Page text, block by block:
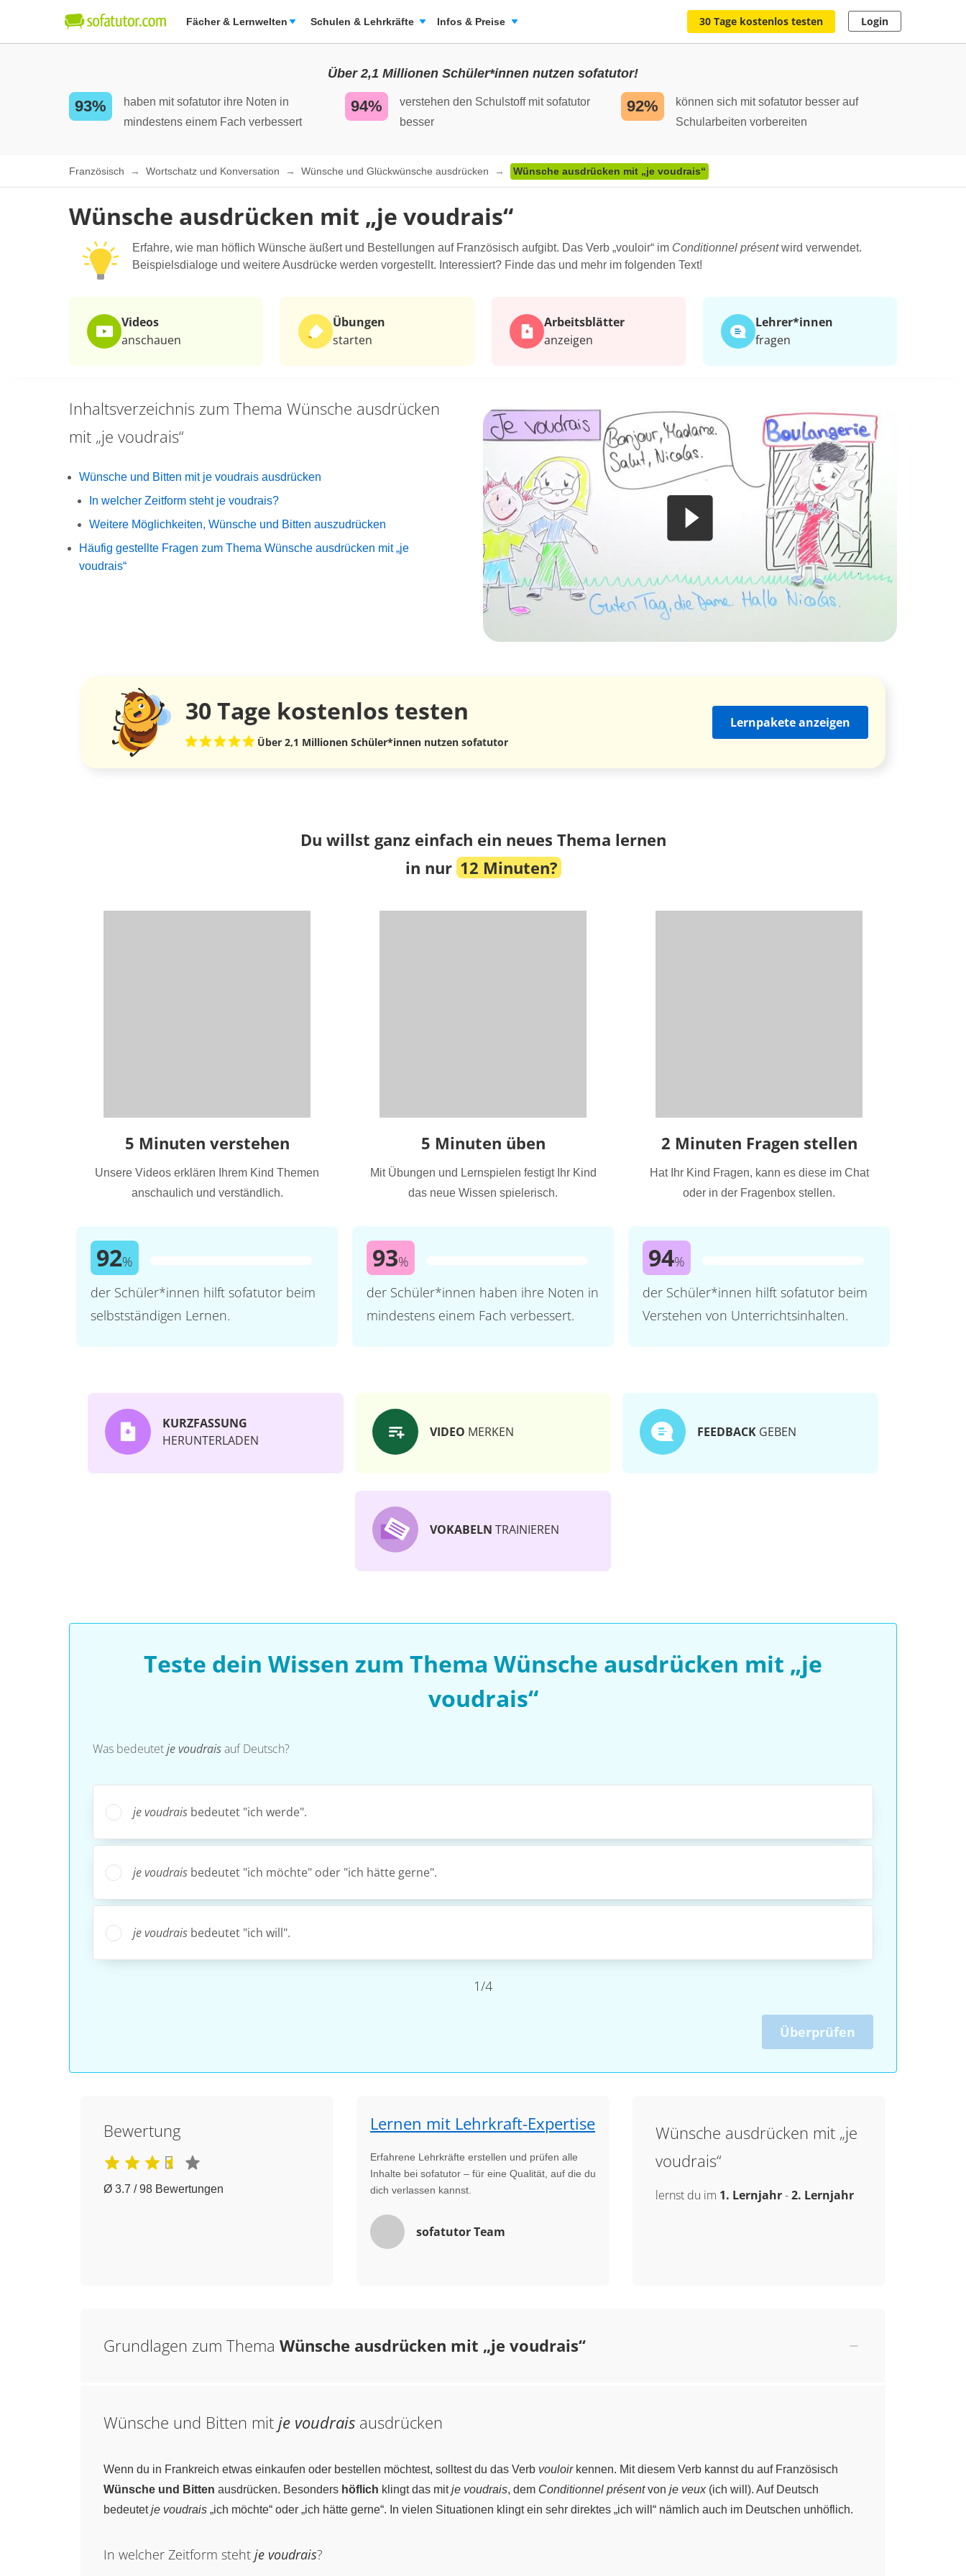
Fächer & Lernwelten Schulen & Lehrkräfte Infos & Preise 30 Tage kostenlos testen Login
Über 2,1 Millionen Schüler*innen nutzen sofatutor!
93%
haben mit sofatutor ihre Noten in
mindestens einem Fach verbessert
94%
verstehen den Schulstoff mit sofatutor
besser
92%
können sich mit sofatutor besser auf
Schularbeiten vorbereiten
Französisch Wortschatz und Konversation Wünsche und Glückwünsche ausdrücken Wünsche ausdrücken mit „je voudrais“
Wünsche ausdrücken mit „je voudrais“
Erfahre, wie man höflich Wünsche äußert und Bestellungen auf Französisch aufgibt. Das Verb „vouloir“ im Conditionnel présentwird verwendet.
Beispielsdialoge und weitere Ausdrücke werden vorgestellt. Interessiert? Finde das und mehr im folgenden Text!
Videos
anschauen
Übungen
starten
Arbeits­blätter
anzeigen
Lehrer*​innen
fragen
Inhaltsverzeichnis zum Thema Wünsche ausdrücken
mit „je voudrais“
Wünsche und Bitten mit je voudrais ausdrücken
In welcher Zeitform steht je voudrais?
Weitere Möglichkeiten, Wünsche und Bitten auszudrücken
Häufig gestellte Fragen zum Thema Wünsche ausdrücken mit „je
voudrais“
30 Tage kostenlos testen
Über 2,1 Millionen Schüler*innen nutzen sofatutor
Lernpakete anzeigen
Du willst ganz einfach ein neues Thema lernen
in nur 12 Minuten?
5 Minuten verstehen
Unsere Videos erklären Ihrem Kind Themen
anschaulich und verständlich.
92%
der Schüler*innen hilft sofatutor beim
selbstständigen Lernen.
5 Minuten üben
Mit Übungen und Lernspielen festigt Ihr Kind
das neue Wissen spielerisch.
93%
der Schüler*innen haben ihre Noten in
mindestens einem Fach verbessert.
2 Minuten Fragen stellen
Hat Ihr Kind Fragen, kann es diese im Chat
oder in der Fragenbox stellen.
94%
der Schüler*innen hilft sofatutor beim
Verstehen von Unterrichtsinhalten.
KURZFASSUNG
HERUNTERLADEN
VIDEO MERKEN FEEDBACK GEBEN
VOKABELN TRAINIEREN
Teste dein Wissen zum Thema Wünsche ausdrücken mit „je
voudrais“
Was bedeutetje voudraisauf Deutsch?
je voudrais bedeutet "ich werde".
je voudrais bedeutet "ich möchte" oder "ich hätte gerne".
je voudrais bedeutet "ich will".
1/4
Überprüfen
Bewertung
Ø 3.7 / 98 Bewertungen
Lernen mit Lehrkraft-Expertise
Erfahrene Lehrkräfte erstellen und prüfen alle
Inhalte bei sofatutor – für eine Qualität, auf die du
dich verlassen kannst.
sofatutor Team
Wünsche ausdrücken mit „je
voudrais“
lernst du im 1. Lernjahr-2. Lernjahr
Grundlagen zum Thema Wünsche ausdrücken mit „je voudrais“
Wünsche und Bitten mit je voudrais ausdrücken
Wenn du in Frankreich etwas einkaufen oder bestellen möchtest, solltest du das Verb vouloirkennen. Mit diesem Verb kannst du auf Französisch
Wünsche und Bitten ausdrücken. Besonders höflich klingt das mitje voudrais, dem Conditionnel présentvon je veux(ich will). Auf Deutsch
bedeutetje voudrais „ich möchte“ oder „ich hätte gerne“. In vielen Situationen klingt ein sehr direktes „ich will“ nämlich auch im Deutschen unhöflich.
In welcher Zeitform steht je voudrais?